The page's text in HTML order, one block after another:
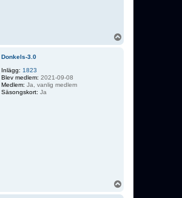
Donkels-3.0
Inlägg: 1823
Blev medlem: 2021-09-08
Medlem: Ja, vanlig medlem
Säsongskort: Ja